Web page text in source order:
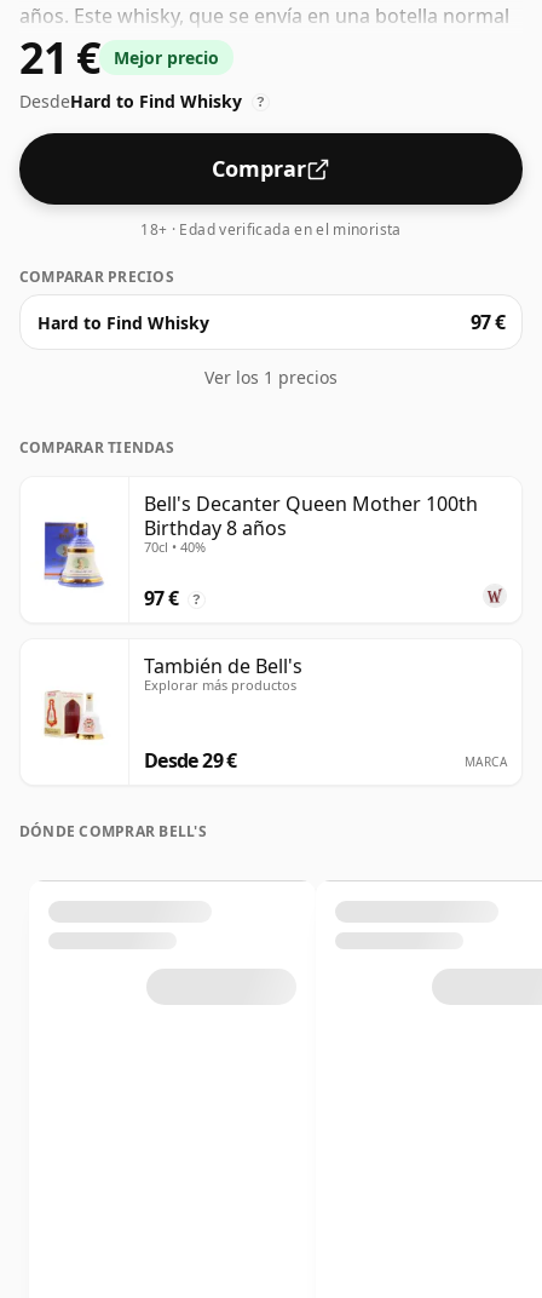
años. Este whisky, que se envía en una botella normal
de 70 cl, tiene una concentración bastante normal del
40%.
21 €
Mejor precio
DesdeHard to Find Whisky ?
Comprar
18+ · Edad verificada en el minorista
COMPARAR PRECIOS
Hard to Find Whisky 97 €
Ver los 1 precios
COMPARAR TIENDAS
Bell's Decanter Queen Mother 100th
Birthday 8 años
70cl • 40%
97 € ?
También de Bell's
Explorar más productos
Desde 29 € MARCA
DÓNDE COMPRAR BELL'S